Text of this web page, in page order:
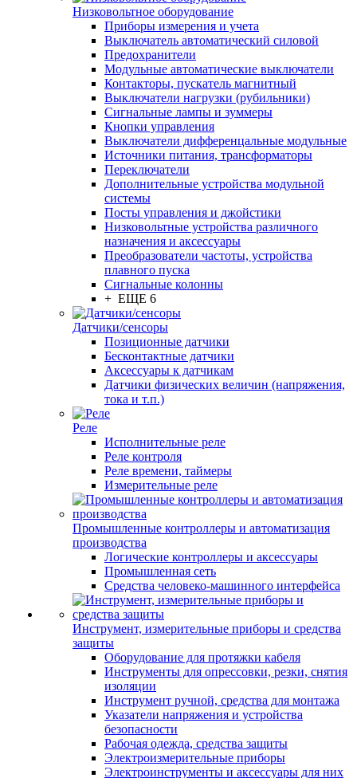
Низковольтное оборудование
Приборы измерения и учета
Выключатель автоматический силовой
Предохранители
Модульные автоматические выключатели
Контакторы, пускатель магнитный
Выключатели нагрузки (рубильники)
Сигнальные лампы и зуммеры
Кнопки управления
Выключатели дифференцальные модульные
Источники питания, трансформаторы
Переключатели
Дополнительные устройства модульной
системы
Посты управления и джойстики
Низковольтные устройства различного
назначения и аксессуары
Преобразователи частоты, устройства
плавного пуска
Сигнальные колонны
+ ЕЩЕ 6
Датчики/сенсоры
Позиционные датчики
Бесконтактные датчики
Аксессуары к датчикам
Датчики физических величин (напряжения,
тока и т.п.)
Реле
Исполнительные реле
Реле контроля
Реле времени, таймеры
Измерительные реле
Промышленные контроллеры и автоматизация
производства
Логические контроллеры и аксессуары
Промышленная сеть
Средства человеко-машинного интерфейса
Инструмент, измерительные приборы и средства
защиты
Оборудование для протяжки кабеля
Инструменты для опрессовки, резки, снятия
изоляции
Инструмент ручной, средства для монтажа
Указатели напряжения и устройства
безопасности
Рабочая одежда, средства защиты
Электроизмерительные приборы
Электроинструменты и аксессуары для них